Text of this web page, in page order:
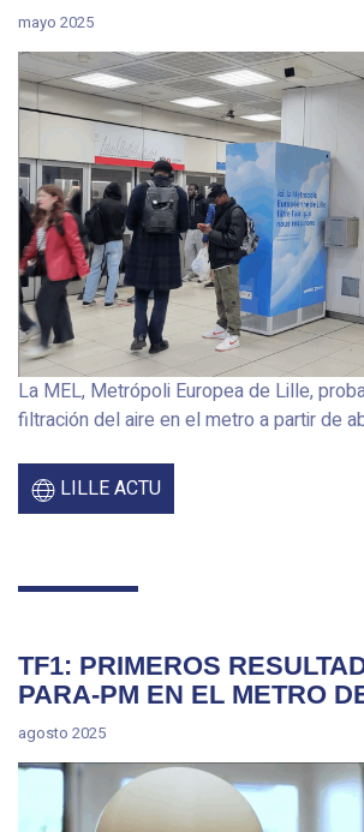
mayo 2025
La MEL, Metrópoli Europea de Lille,
filtración del aire en el metro a partir de
LILLE ACTU
TF1: PRIMEROS
PARA-PM EN EL METRO
agosto 2025